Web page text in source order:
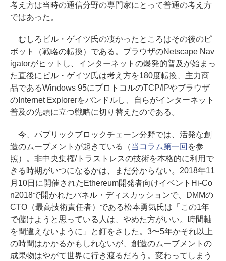
考え方は当時の通信分野の専門家にとって普通の考え方
ではあった。
むしろビル・ゲイツ氏の凄かったところはその後のピ
ボット（戦略の転換）である。ブラウザのNetscape Nav
igatorがヒットし、インターネットの爆発的普及が始まっ
た直後にビル・ゲイツ氏は考え方を180度転換、主力商
品であるWindows 95にプロトコルのTCP/IPやブラウザ
のInternet Explorerをバンドルし、自らがインターネット
普及の先頭に立つ戦略に切り替えたのである。
今、パブリックブロックチェーン分野では、活発な創
造のムーブメントが起きている（当コラム第一回 を参
照）。非中央集権/トラストレスの技術を本格的に利用で
きる時期がいつになるかは、まだ分からない。2018年11
月10日に開催されたEthereum開発者向けイベントHi-Co
n2018で開かれたパネル・ディスカッションで、DMMの
CTO（最高技術責任者）である松本勇気氏は「この1年
で儲けようと思っている人は、やめた方がいい。時間軸
を間違えないように」と釘をさした。3〜5年かそれ以上
の時間はかかるかもしれないが、創造のムーブメントの
成果物はやがて世界に行き渡るだろう。変わってしまう